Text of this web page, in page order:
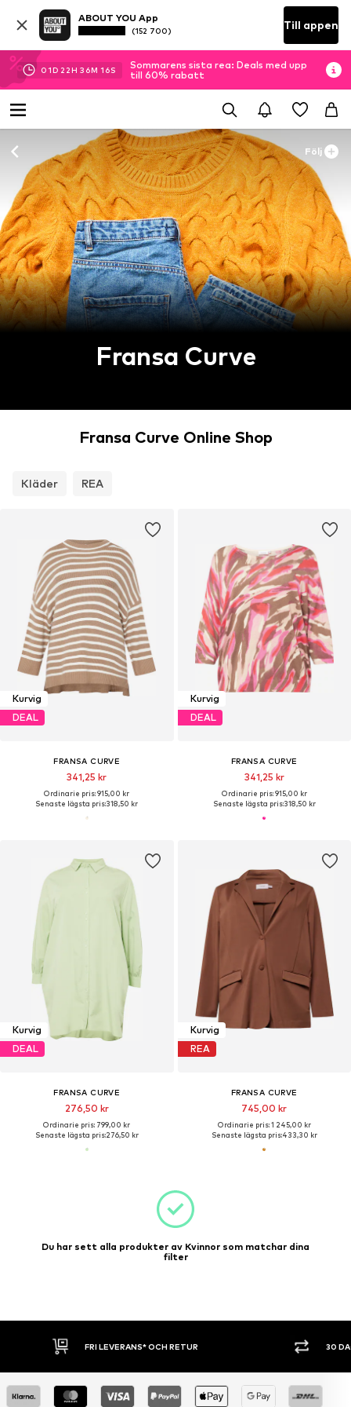
ABOUT YOU App
(152 700) Till appen
01D 22H 36M 15S
Sommarens sista rea: Deals med upp
till 60% rabatt
Följ
Fransa Curve
Fransa Curve Online Shop
Kläder REA
Kurvig
DEAL
FRANSA CURVE
341,25 kr
Ordinarie pris: 915,00 kr
Senaste lägsta pris:318,50 kr
Kurvig
DEAL
FRANSA CURVE
341,25 kr
Ordinarie pris: 915,00 kr
Senaste lägsta pris:318,50 kr
Kurvig
DEAL
FRANSA CURVE
276,50 kr
Ordinarie pris: 799,00 kr
Senaste lägsta pris:276,50 kr
Kurvig
REA
FRANSA CURVE
745,00 kr
Ordinarie pris: 1 245,00 kr
Senaste lägsta pris:433,30 kr
Du har sett alla produkter av Kvinnor som matchar dina
filter
FRI LEVERANS* OCH RETUR 30